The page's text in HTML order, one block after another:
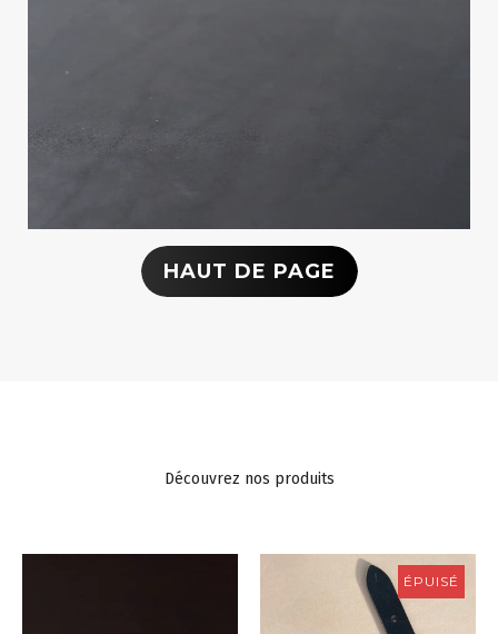
HAUT DE PAGE
Découvrez nos produits
ÉPUISÉ